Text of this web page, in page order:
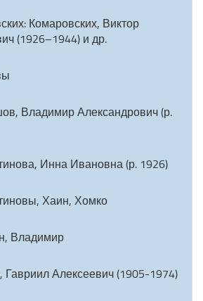
Комаровских, Виктор
(1926–1944) и др.
Владимир Александрович (р.
Инна Ивановна (р. 1926)
Хаин, Хомко
Владимир
Гавриил Алексеевич (1905-1974)